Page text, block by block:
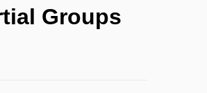
Groups